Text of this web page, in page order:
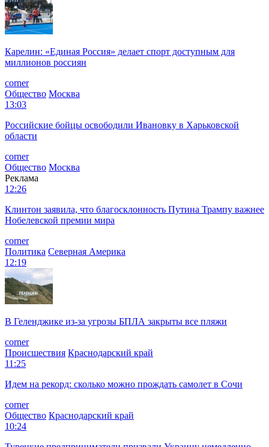
Карелин: «Единая Россия» делает спорт доступным для
миллионов россиян
corner
Общество Москва
13:03
Российские бойцы освободили Ивановку в Харьковской
области
corner
Общество Москва
Реклама
12:26
Клинтон заявила, что благосклонность Путина Трампу важнее
Нобелевской премии мира
corner
Политика Северная Америка
12:19
В Геленджике из-за угрозы БПЛА закрыты все пляжи
corner
Происшествия Краснодарский край
11:25
Идем на рекорд: сколько можно прождать самолет в Сочи
corner
Общество Краснодарский край
10:24